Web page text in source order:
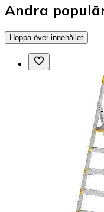
Andra
Hoppa över innehållet